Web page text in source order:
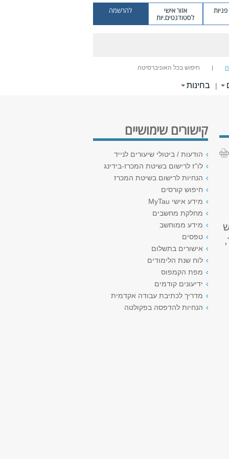
אזור אישי
לסטודנטים.יות
להרשמה
חיפוש בכל האוניברסיטה
| בחינות
קישורים שימושיים
הודעות / ביטולי שיעורים לנייד
לו"ז לרישום בשיטת המכרז-בידינג
הנחיות לרישום בשיטת המכרז
חיפוש קורסים
מידע אישי MyTau
מחלקת מחשבים
מידע ממוחשב
טפסים
אישורים בתשלום
לוח שנת הלימודים
מפת הקמפוס
ידיעונים קודמים
מדריך לכתיבת עבודה אקדמית
הנחיות להדפסה בפקולטה